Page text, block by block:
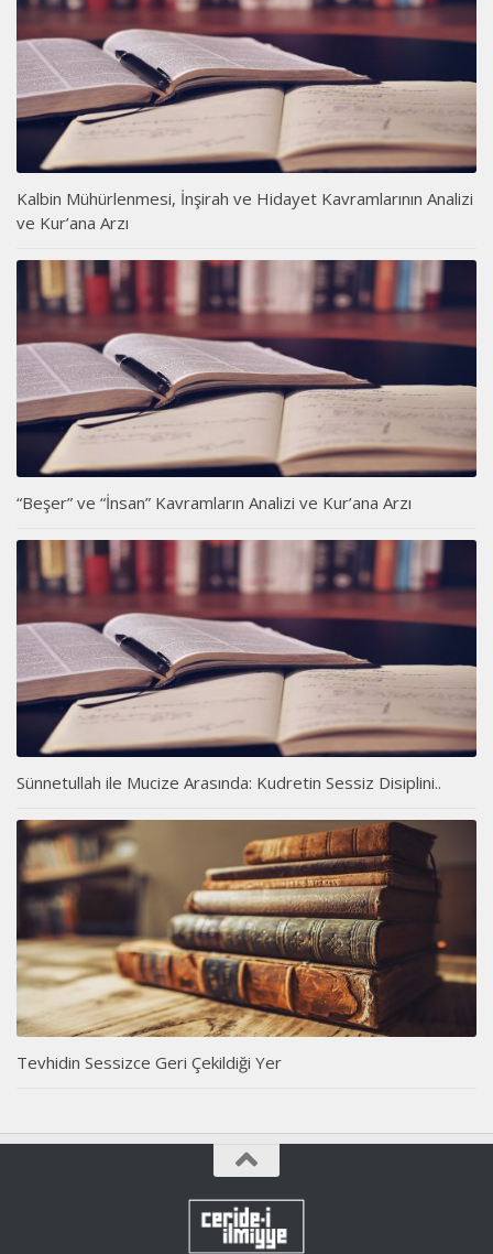
Kalbin Mühürlenmesi, İnşirah ve Hidayet Kavramlarının Analizi
ve Kur’ana Arzı
“Beşer” ve “İnsan” Kavramların Analizi ve Kur’ana Arzı
Sünnetullah ile Mucize Arasında: Kudretin Sessiz Disiplini..
Tevhidin Sessizce Geri Çekildiği Yer